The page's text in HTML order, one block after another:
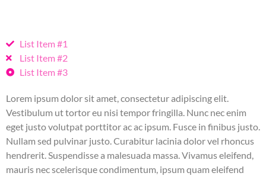
List Item #1
List Item #2
List Item #3
Lorem ipsum dolor sit amet, consectetur adipiscing elit.
Vestibulum ut tortor eu nisi tempor fringilla. Nunc nec enim
eget justo volutpat porttitor ac ac ipsum. Fusce in finibus justo.
Nullam sed pulvinar justo. Curabitur lacinia dolor vel rhoncus
hendrerit. Suspendisse a malesuada massa. Vivamus eleifend,
mauris nec scelerisque condimentum, ipsum quam eleifend